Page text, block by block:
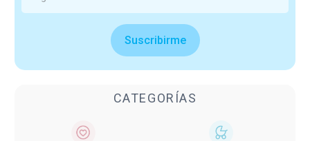
Suscribirme
CATEGORÍAS